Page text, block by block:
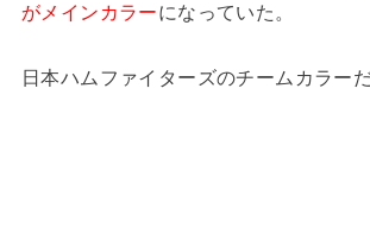
がメインカラーになっていた。
日本ハムファイターズのチームカラーだ